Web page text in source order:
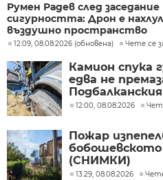
Румен Радев след
сигурността: Дрон е
въздушно пространство
12:09, 08.08.2026 (обновена) Чете се
Камион спука
едва не
12:00, 08.08.2026
Пожар
бобошевското
(СНИМКИ)
13:29, 08.08.2026